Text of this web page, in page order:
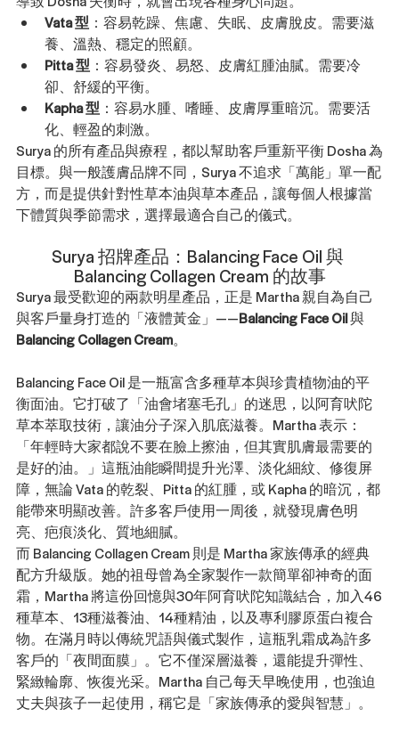
Vata 型 ：容易乾躁、焦慮、失眠、皮膚脫皮。需要滋
養、溫熱、穩定的照顧。
Pitta 型 ：容易發炎、易怒、皮膚紅腫油膩。需要冷
卻、舒緩的平衡。
Kapha 型 ：容易水腫、嗜睡、皮膚厚重暗沉。需要活
化、輕盈的刺激。
Surya 的所有產品與療程，都以幫助客戶重新平衡 Dosha 為
目標。與一般護膚品牌不同，Surya 不追求「萬能」單一配
方，而是提供針對性草本油與草本產品，讓每個人根據當
下體質與季節需求，選擇最適合自己的儀式。
Surya 招牌產品：Balancing Face Oil 與
Balancing Collagen Cream 的故事
Surya 最受歡迎的兩款明星產品，正是 Martha 親自為自己
與客戶量身打造的「液體黃金」——Balancing Face Oil 與
Balancing Collagen Cream。
Balancing Face Oil 是一瓶富含多種草本與珍貴植物油的平
衡面油。它打破了「油會堵塞毛孔」的迷思，以阿育吠陀
草本萃取技術，讓油分子深入肌底滋養。Martha 表示：
「年輕時大家都說不要在臉上擦油，但其實肌膚最需要的
是好的油。」這瓶油能瞬間提升光澤、淡化細紋、修復屏
障，無論 Vata 的乾裂、Pitta 的紅腫，或 Kapha 的暗沉，都
能帶來明顯改善。許多客戶使用一周後，就發現膚色明
亮、疤痕淡化、質地細膩。
而 Balancing Collagen Cream 則是 Martha 家族傳承的經典
配方升級版。她的祖母曾為全家製作一款簡單卻神奇的面
霜，Martha 將這份回憶與30年阿育吠陀知識結合，加入46
種草本、13種滋養油、14種精油，以及專利膠原蛋白複合
物。在滿月時以傳統咒語與儀式製作，這瓶乳霜成為許多
客戶的「夜間面膜」。它不僅深層滋養，還能提升彈性、
緊緻輪廓、恢復光采。Martha 自己每天早晚使用，也強迫
丈夫與孩子一起使用，稱它是「家族傳承的愛與智慧」。